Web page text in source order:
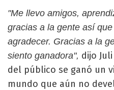
"Me llevo amigos,
gracias a la gente así
agradecer. Gracias a la
siento ganadora", dijo
del público se ganó un
mundo que aún no